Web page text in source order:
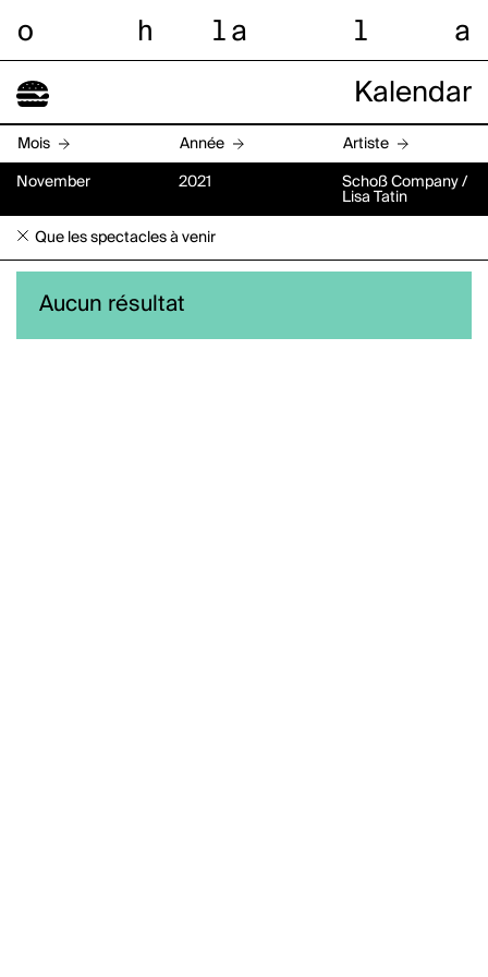
o h l a l a
Kalendar
Mois Année Artiste
November 2021
Schoß Company /
Lisa Tatin
Que les spectacles à venir
Aucun résultat